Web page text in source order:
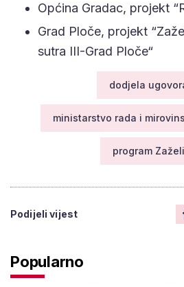
Općina Gradac, projekt
Grad Ploče, projekt
sutra III-Grad Ploče“
dodjela
ministarstvo rada i
program Zaželi
Podijeli vijest
Popularno